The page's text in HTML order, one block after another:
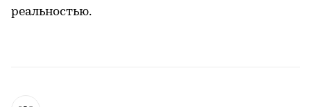
реальностью.